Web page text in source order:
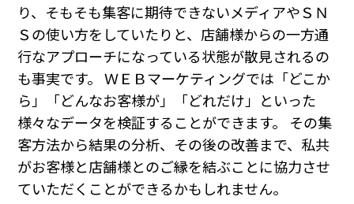
り、そもそも集客に期待できないメディアやＳＮ
Ｓの使い方をしていたりと、店舗様からの一方通
行なアプローチになっている状態が散見されるの
も事実です。 ＷＥＢマーケティングでは「どこか
ら」「どんなお客様が」「どれだけ」といった
様々なデータを検証することができます。 その集
客方法から結果の分析、その後の改善まで、私共
がお客様と店舗様とのご縁を結ぶことに協力させ
ていただくことができるかもしれません。